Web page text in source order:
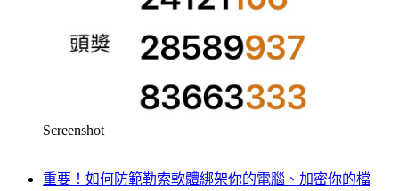
Screenshot
重要！如何防範勒索軟體綁架你的電腦、加密你的檔